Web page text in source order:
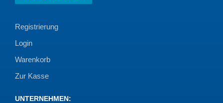
Registrierung
Login
Warenkorb
Zur Kasse
UNTERNEHMEN: